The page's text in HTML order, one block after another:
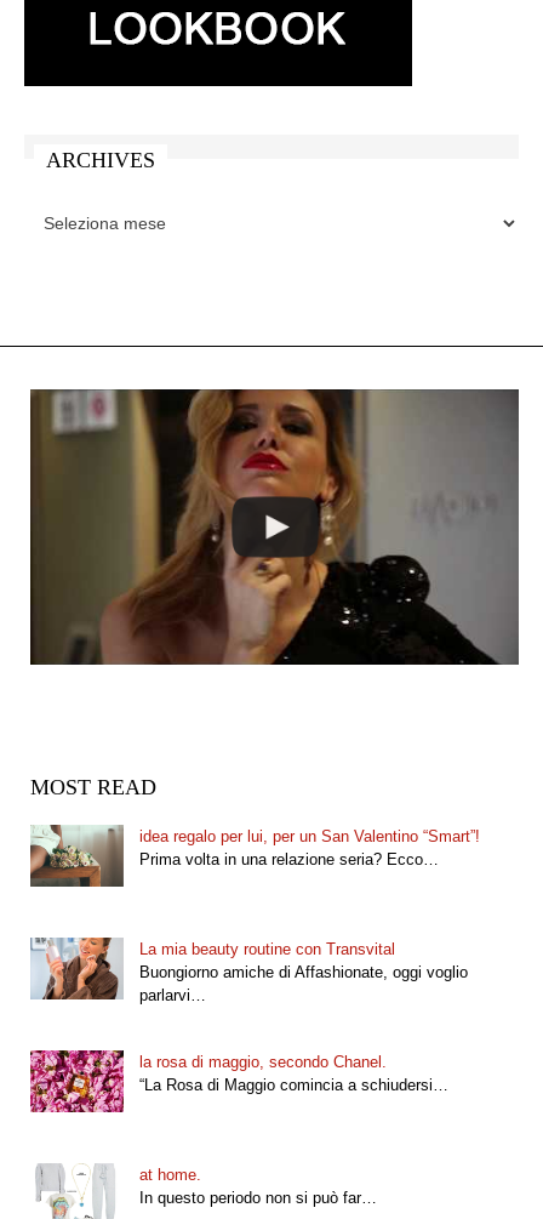
ARCHIVES
MOST READ
idea regalo per lui, per un San Valentino “Smart”!
Prima volta in una relazione seria? Ecco…
La mia beauty routine con Transvital
Buongiorno amiche di Affashionate, oggi voglio
parlarvi…
la rosa di maggio, secondo Chanel.
“La Rosa di Maggio comincia a schiudersi…
at home.
In questo periodo non si può far…